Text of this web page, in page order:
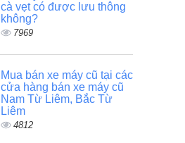
cà vẹt có được lưu thông
không?
7969
Mua bán xe máy cũ tại các
cửa hàng bán xe máy cũ
Nam Từ Liêm, Bắc Từ
Liêm
4812